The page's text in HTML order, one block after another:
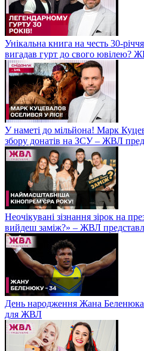
Унікальна книга на честь 30-
вигадав гурт до свого ювілею?
У наметі до мільйона! Марк
збору донатів на ЗСУ – ЖВЛ
Неочікувані зізнання зірок на
вийдеш заміж?» – ЖВЛ
День народження Жана
для ЖВЛ